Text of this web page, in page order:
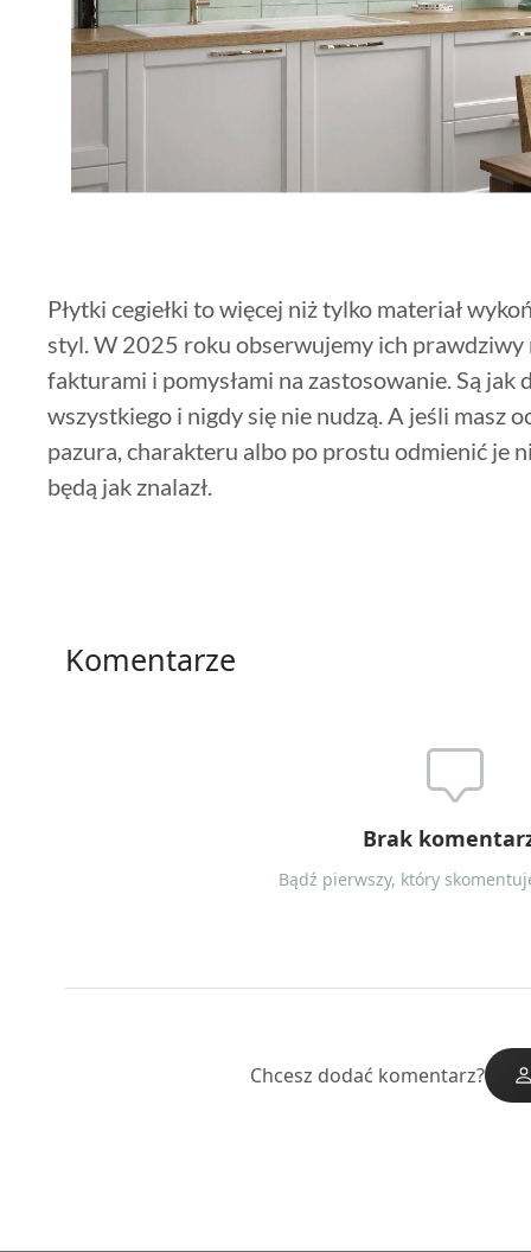
Płytki cegiełki to więcej niż tylko materiał
styl. W 2025 roku obserwujemy ich prawdziwy
fakturami i pomysłami na zastosowanie. Są jak
wszystkiego i nigdy się nie nudzą. A jeśli masz
pazura, charakteru albo po prostu odmienić je
będą jak znalazł.
Komentarze
Brak
Bądź pierwszy, który
Chcesz dodać komentarz?